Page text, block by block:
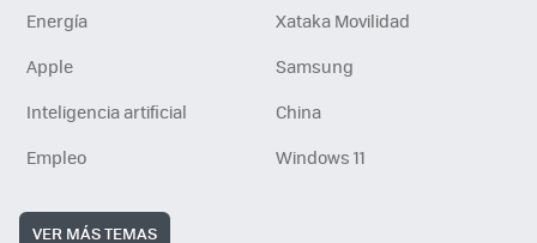
Energía
Xataka Movilidad
Apple
Samsung
Inteligencia artificial
China
Empleo
Windows 11
VER MÁS TEMAS